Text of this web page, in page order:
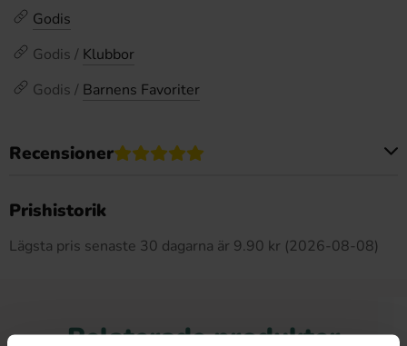
Godis
Godis / Klubbor
Godis / Barnens Favoriter
Recensioner
Prishistorik
Lägsta pris senaste 30 dagarna är 9.90 kr (2026-08-08)
Relaterade produkter